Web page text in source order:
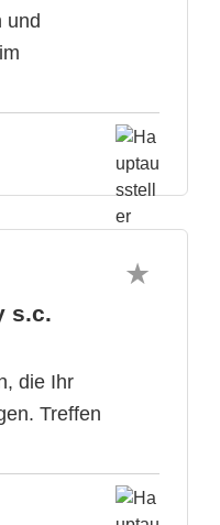
und
s.c.
die Ihr
Treffen